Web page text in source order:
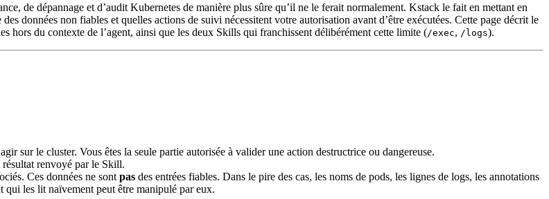
de dépannage et d’audit Kubernetes de manière plus sûre qu’il ne le ferait normalement. Kstack le fait en mettant en
données non fiables et quelles actions de suivi nécessitent votre autorisation avant d’être exécutées. Cette page décrit le
hors du contexte de l’agent, ainsi que les deux Skills qui franchissent délibérément cette limite (/exec, /logs).
sur le cluster. Vous êtes la seule partie autorisée à valider une action destructrice ou dangereuse.
renvoyé par le Skill.
Ces données ne sont pas des entrées fiables. Dans le pire des cas, les noms de pods, les lignes de logs, les annotations
qui les lit naïvement peut être manipulé par eux.